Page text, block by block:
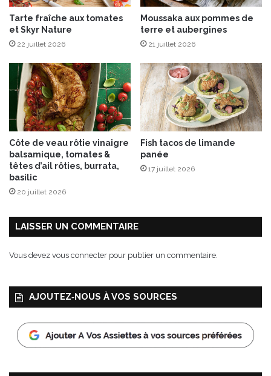
O
Tarte fraîche aux tomates
et Skyr Nature
22 juillet 2026
Moussaka aux pommes de
terre et aubergines
21 juillet 2026
Côte de veau rôtie vinaigre
balsamique, tomates &
têtes d’ail rôties, burrata,
basilic
20 juillet 2026
Fish tacos de limande
panée
17 juillet 2026
LAISSER UN COMMENTAIRE
Vous devez vous connecter pour publier un commentaire.
AJOUTEZ‑NOUS À VOS SOURCES